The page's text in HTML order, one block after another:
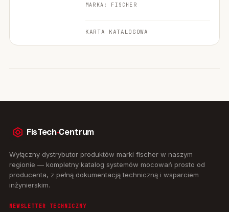
MARKA: FISCHER
KARTA KATALOGOWA
FisTech·Centrum
Wyłączny dystrybutor produktów marki fischer w naszym
regionie — kompletny katalog systemów mocowań prosto od
producenta, z pełną dokumentacją techniczną i wsparciem
inżynierskim.
NEWSLETTER TECHNICZNY